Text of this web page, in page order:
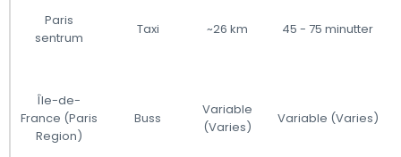
Paris
sentrum
Taxi ~26 km 45 - 75 minutter
Île-de-
France (Paris
Region)
Buss
Variable
(Varies)
Variable (Varies)